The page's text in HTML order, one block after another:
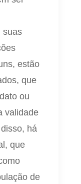
suas
estão
que
ou
validade
há
que
de